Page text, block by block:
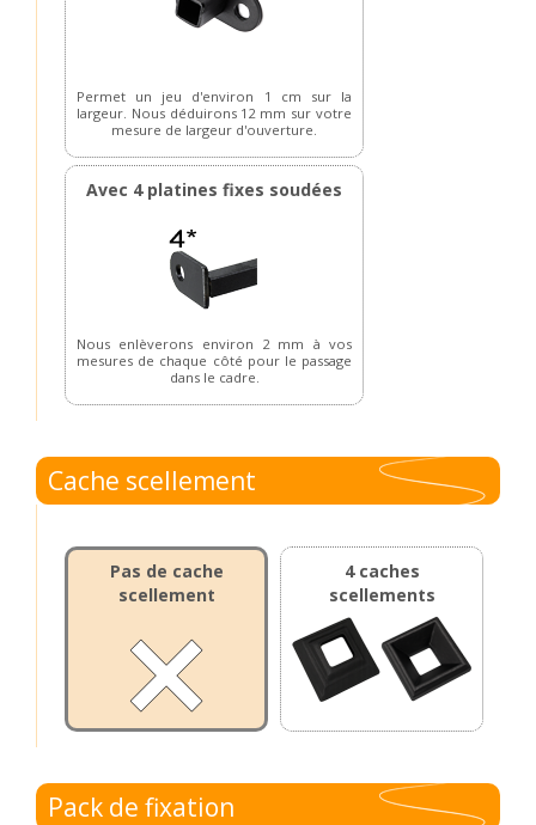
Permet un jeu d'environ 1 cm sur la
largeur. Nous déduirons 12 mm sur votre
mesure de largeur d'ouverture.
Avec 4 platines fixes soudées
Nous enlèverons environ 2 mm à vos
mesures de chaque côté pour le passage
dans le cadre.
Cache scellement
Pas de cache
scellement
4 caches
scellements
Pack de fixation